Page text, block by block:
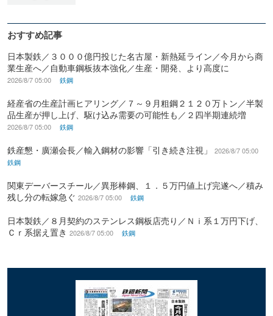
おすすめ記事
日本製鉄／３０００億円投じた名古屋・新熱延ライン／今月から商
業生産へ／自動車鋼板抜本強化／生産・開発、より高度に
2026/8/7 05:00 鉄鋼
経産省の生産計画ヒアリング／７～９月粗鋼２１２０万トン／半製
品生産が押し上げ、駆け込み需要の可能性も／２四半期連続増
2026/8/7 05:00 鉄鋼
鉄産懇・廣瀬会長／輸入鋼材の影響「引き続き注視」
2026/8/7 05:00
鉄鋼
関東デーバースチール／異形棒鋼、１．５万円値上げ完遂へ／積み
残し分の転嫁急ぐ 2026/8/7 05:00 鉄鋼
日本製鉄／８月契約のステンレス鋼板店売り／Ｎｉ系１万円下げ、
Ｃｒ系据え置き 2026/8/7 05:00 鉄鋼